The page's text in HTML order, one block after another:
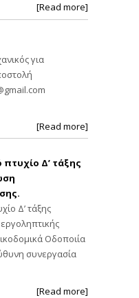
[Read more]
για
[Read more]
πτυχίο Δ’ τάξης
Δ’ τάξης
Οδοποιία
συνεργασία
[Read more]